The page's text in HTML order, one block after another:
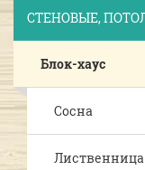
СТЕНОВЫЕ,
Блок-хаус
Сосна
Лиственница